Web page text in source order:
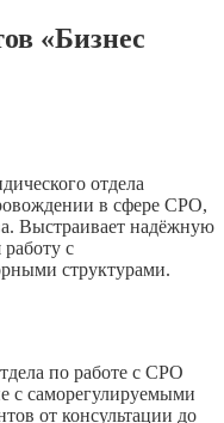
«Бизнес
отдела
в сфере СРО,
Выстраивает надёжную
с
структурами.
по работе с СРО
с саморегулируемыми
от консультации до